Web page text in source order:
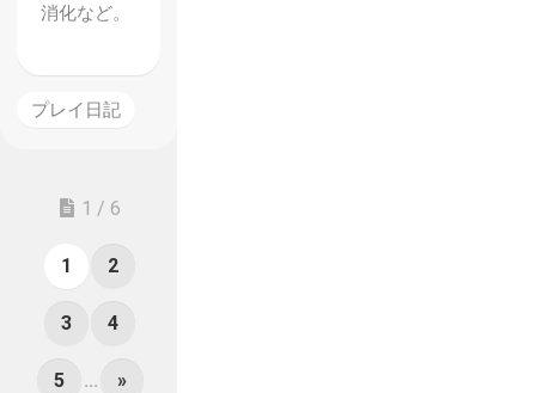
消化など。
プレイ日記
1 / 6
1 2
3 4
5 ... »